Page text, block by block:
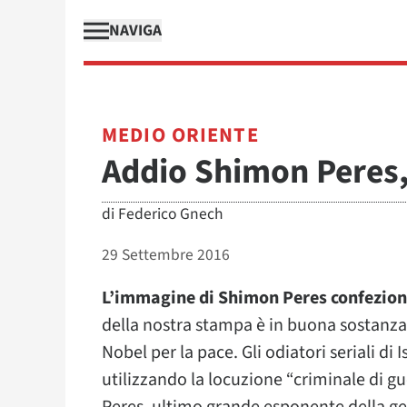
NAVIGA
MEDIO ORIENTE
Addio Shimon
di Federico Gnech
29 Settembre 2016
L’immagine di Shimon Peres
della nostra stampa è in buona
Nobel per la pace. Gli odiatori seriali di
utilizzando la locuzione “criminale di